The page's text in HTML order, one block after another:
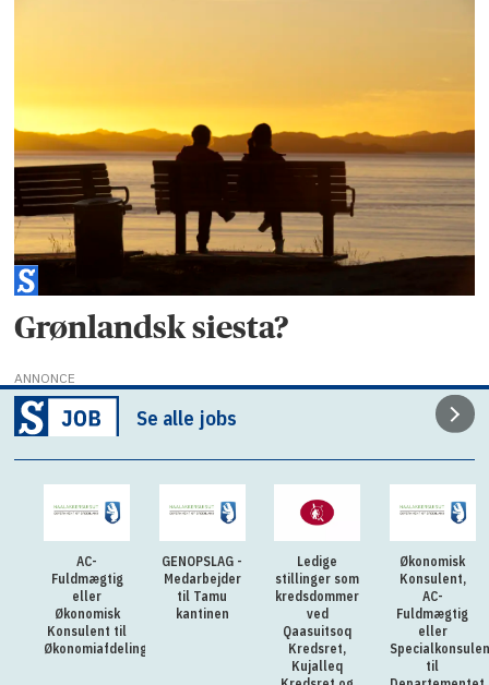
Grønlandsk siesta?
ANNONCE
Se alle jobs
AC-
Fuldmægtig
eller
Økonomisk
Konsulent til
Økonomiafdelingen
GENOPSLAG -
Medarbejder
til Tamu
kantinen
Ledige
stillinger som
kredsdommer
ved
Qaasuitsoq
Kredsret,
Kujalleq
Økonomisk
Konsulent,
AC-
Fuldmægtig
eller
til